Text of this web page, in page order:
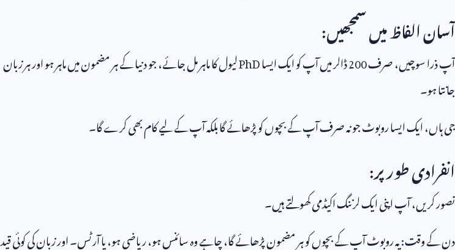
آسان الفاظ میں سمجھیں:
آپ ذرا سوچیں، صرف200ڈالر میں آپ کو ایک ایساPhDلیول کا ماہر مل جائے، جو دنیا کے ہر مضمون میں ماہر ہو اور ہر زبان
جانتا ہو۔
جی ہاں، ایک ایسا روبوٹ جو نہ صرف آپ کے بچوں کو پڑھائے گا بلکہ آپ کے لیے کام بھی کرے گا۔
انفرادی طور پر:
تصور کریں، آپ اپنی ایک لرننگ اکیڈمی کھولتے ہیں۔
دن کے وقت: یہ روبوٹ آپ کے بچوں کو ہر مضمون پڑھائے گا، چاہے وہ سائنس ہو، ریاضی ہو، یا آرٹس۔ اور زبان کی کوئی قید